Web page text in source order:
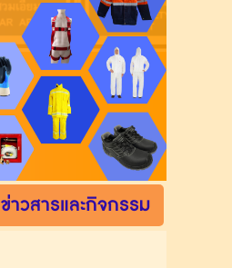
ข่าวสารและกิจกรรม